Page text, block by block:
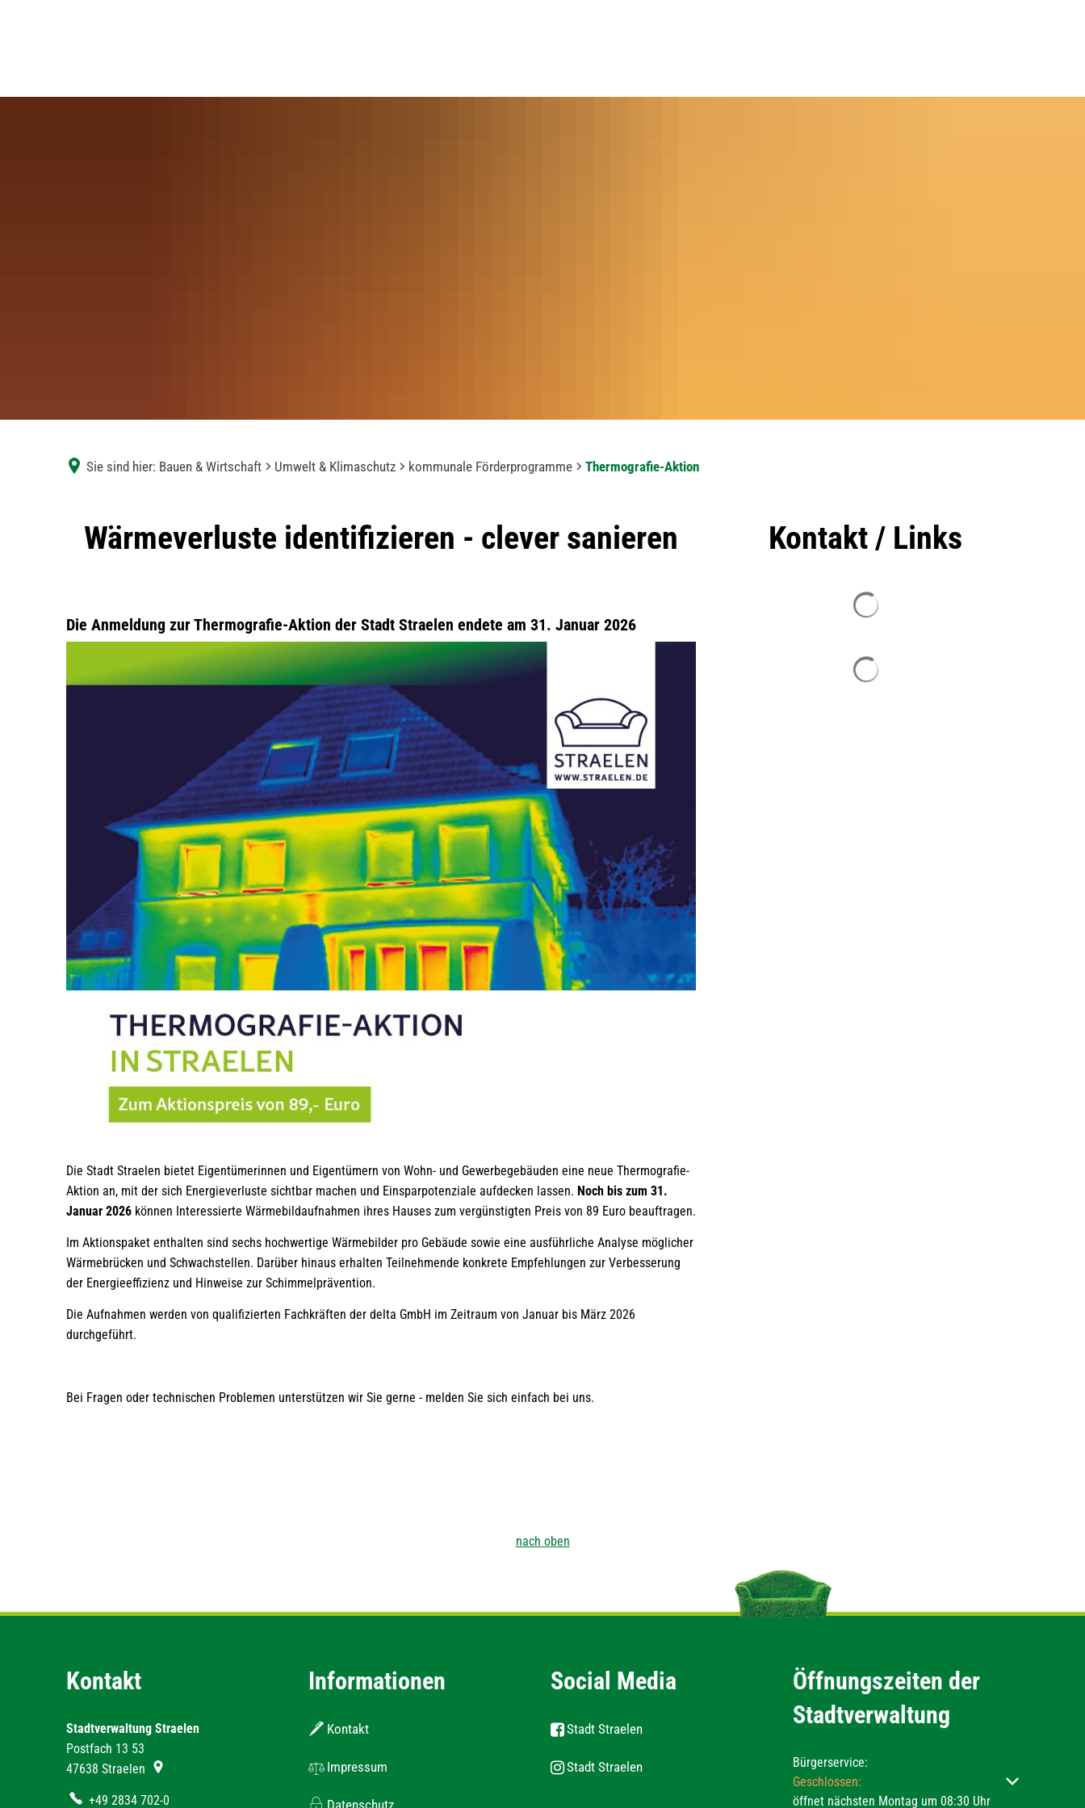
Sie sind hier: Bauen & Wirtschaft Umwelt & Klimaschutz kommunale Förderprogramme Thermografie-Aktion
Thermografie-
Wärmeverluste identifizieren - clever sanieren
Die Anmeldung zur Thermografie-Aktion der Stadt Straelen endete am 31. Januar 2026
Die Stadt Straelen bietet Eigentümerinnen und Eigentümern von Wohn- und Gewerbegebäuden eine neue Thermografie-
Aktion an, mit der sich Energieverluste sichtbar machen und Einsparpotenziale aufdecken lassen. Noch bis zum 31.
Januar 2026 können Interessierte Wärmebildaufnahmen ihres Hauses zum vergünstigten Preis von 89 Euro beauftragen.
Im Aktionspaket enthalten sind sechs hochwertige Wärmebilder pro Gebäude sowie eine ausführliche Analyse möglicher
Wärmebrücken und Schwachstellen. Darüber hinaus erhalten Teilnehmende konkrete Empfehlungen zur Verbesserung
der Energieeffizienz und Hinweise zur Schimmelprävention.
Die Aufnahmen werden von qualifizierten Fachkräften der delta GmbH im Zeitraum von Januar bis März 2026
durchgeführt.
Bei Fragen oder technischen Problemen unterstützen wir Sie gerne - melden Sie sich einfach bei uns.
Kontakt / Links
nach oben
Kontakt
Stadtverwaltung Straelen
Postfach 13 53
47638 Straelen
+49 2834 702-0
Informationen
Kontakt
Impressum
Datenschutz
Social Media
Stadt Straelen
Stadt Straelen
Öffnungszeiten der
Stadtverwaltung
Bürgerservice:
Klicken, um weitere Öffnungs- oder Schließzeiten
Geschlossen:
öffnet nächsten Montag um 08:30 Uhr